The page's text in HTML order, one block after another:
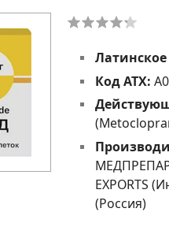
Код АТХ:
EXPORTS
(Россия)